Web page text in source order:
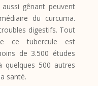
gênant peuvent
du curcuma.
digestifs. Tout
ce tubercule est
de 3.500 études
500 autres
santé.